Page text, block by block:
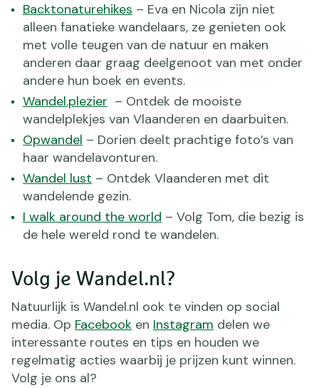
Backtonaturehikes – Eva en Nicola zijn niet
alleen fanatieke wandelaars, ze genieten ook
met volle teugen van de natuur en maken
anderen daar graag deelgenoot van met onder
andere hun boek en events.
Wandel.plezier – Ontdek de mooiste
wandelplekjes van Vlaanderen en daarbuiten.
Opwandel – Dorien deelt prachtige foto’s van
haar wandelavonturen.
Wandel lust – Ontdek Vlaanderen met dit
wandelende gezin.
I walk around the world – Volg Tom, die bezig is
de hele wereld rond te wandelen.
Volg je Wandel.nl?
Natuurlijk is Wandel.nl ook te vinden op social
media. Op Facebook en Instagram delen we
interessante routes en tips en houden we
regelmatig acties waarbij je prijzen kunt winnen.
Volg je ons al?